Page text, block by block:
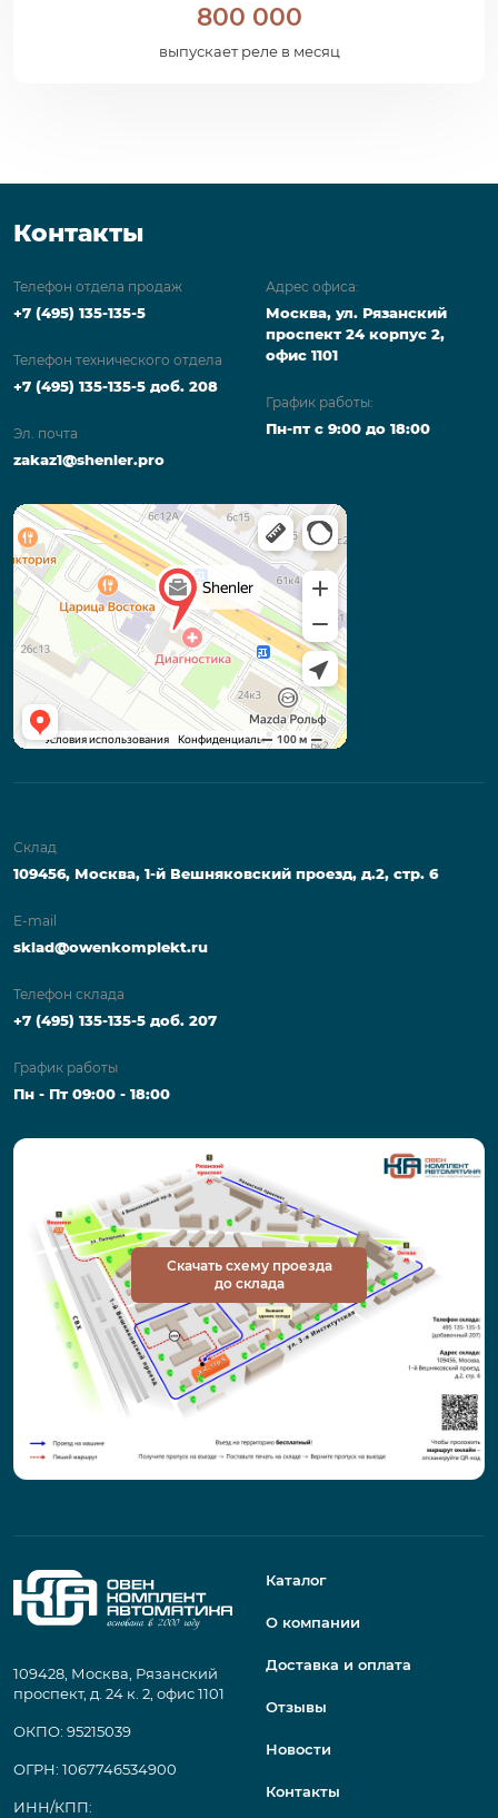
800 000
выпускает реле в месяц
Контакты
Телефон отдела продаж
+7 (495) 135-135-5
Телефон технического отдела
+7 (495) 135-135-5 доб. 208
Эл. почта
zakaz1@shenler.pro
Адрес офиса:
Москва, ул. Рязанский
проспект 24 корпус 2,
офис 1101
График работы:
Пн-пт с 9:00 до 18:00
Склад
109456, Москва, 1-й Вешняковский проезд, д.2, стр. 6
E-mail
sklad@owenkomplekt.ru
Телефон склада
+7 (495) 135-135-5 доб. 207
График работы
Пн - Пт 09:00 - 18:00
Скачать схему проезда
до склада
109428, Москва, Рязанский
проспект, д. 24 к. 2, офис 1101
ОКПО: 95215039
ОГРН: 1067746534900
ИНН/КПП:
Каталог
О компании
Доставка и оплата
Отзывы
Новости
Контакты